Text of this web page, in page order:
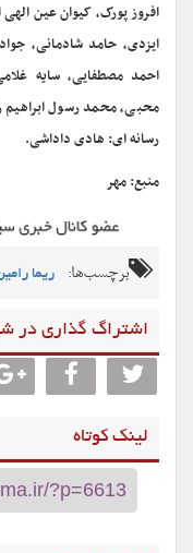
افروز پورک، کیوان عین
ایزدی، حامد شادمانی،
احمد مصطفایی، سایه
محبی، محمد رسول
رسانه ای: هادی داداشی.
منبع: مهر
برچسب‌ها: ریما
اشتراگ گذاری در
لینک کوتاه